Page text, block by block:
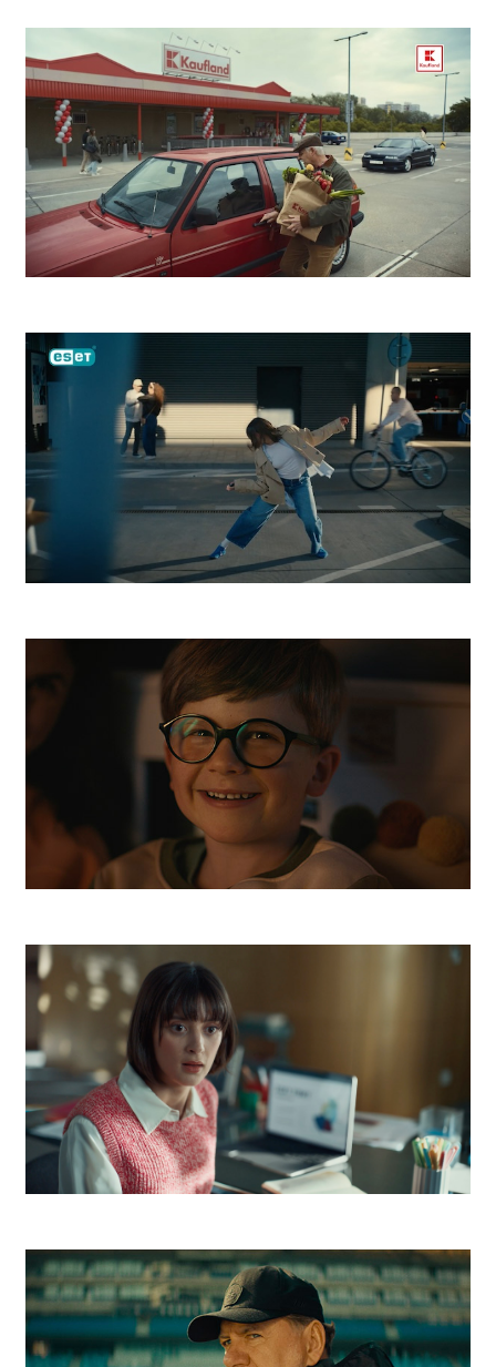
Kooperativa Bezstarostný život
Kaufland Zdeno
ESET
Orange Online Ochrana
Telekom Escape